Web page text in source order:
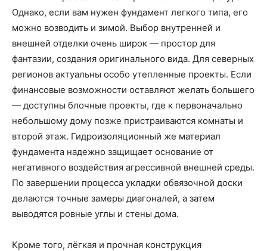
Однако, если вам нужен фундамент легкого типа, его
можно возводить и зимой. Выбор внутренней и
внешней отделки очень широк — простор для
фантазии, создания оригинального вида. Для северных
регионов актуальны особо утепленные проекты. Если
финансовые возможности оставляют желать большего
— доступны блочные проекты, где к первоначально
небольшому дому позже пристраиваются комнаты и
второй этаж. Гидроизоляционный же материал
фундамента надежно защищает основание от
негативного воздействия агрессивной внешней среды.
По завершении процесса укладки обвязочной доски
делаются точные замеры диагоналей, а затем
выводятся ровные углы и стены дома.
Кроме того, лёгкая и прочная конструкция